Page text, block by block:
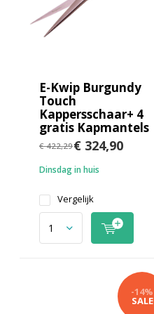
E-Kwip Burgundy
Touch
Kappersschaar+ 4
gratis Kapmantels
€ 422,29€ 324,90
Dinsdag in huis
Vergelijk
-14%
SALE